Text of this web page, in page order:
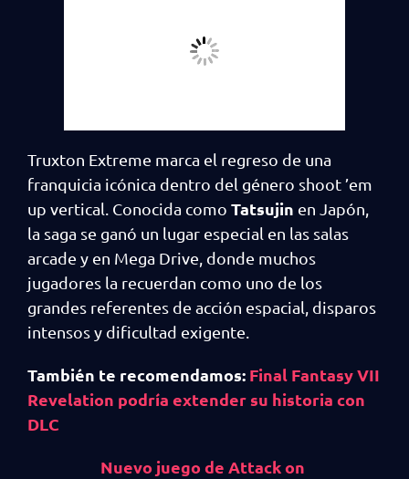
Truxton Extreme marca el regreso de una
franquicia icónica dentro del género shoot ’em
up vertical. Conocida como Tatsujin en Japón,
la saga se ganó un lugar especial en las salas
arcade y en Mega Drive, donde muchos
jugadores la recuerdan como uno de los
grandes referentes de acción espacial, disparos
intensos y dificultad exigente.
También te recomendamos: Final Fantasy VII
Revelation podría extender su historia con
DLC
Nuevo juego de Attack on